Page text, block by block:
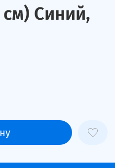
Синий,